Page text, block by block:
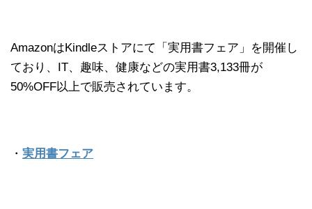
AmazonはKindleストアにて「実用書フェア」を開催し
ており、IT、趣味、健康などの実用書3,133冊が
50%OFF以上で販売されています。
・ 実用書フェア